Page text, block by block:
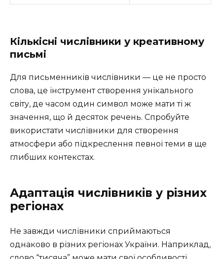
Кількісні числівники у креативному
письмі
Для письменників числівники — це не просто
слова, це інструмент створення унікального
світу, де часом один символ може мати ті ж
значення, що й десяток речень. Спробуйте
використати числівники для створення
атмосфери або підкреслення певної теми в ще
глибших контекстах.
Адаптація числівників у різних
регіонах
Не завжди числівники сприймаються
однаково в різних регіонах України. Наприклад,